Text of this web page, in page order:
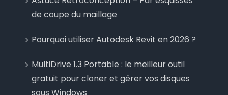
de coupe du maillage
Pourquoi utiliser Autodesk Revit en 2026 ?
MultiDrive 1.3 Portable : le meilleur outil
gratuit pour cloner et gérer vos disques
sous Windows